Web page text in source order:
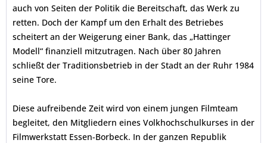
auch von Seiten der Politik die Bereitschaft, das Werk zu
retten. Doch der Kampf um den Erhalt des Betriebes
scheitert an der Weigerung einer Bank, das „Hattinger
Modell“ finanziell mitzutragen. Nach über 80 Jahren
schließt der Traditionsbetrieb in der Stadt an der Ruhr 1984
seine Tore.
Diese aufreibende Zeit wird von einem jungen Filmteam
begleitet, den Mitgliedern eines Volkhochschulkurses in der
Filmwerkstatt Essen-Borbeck. In der ganzen Republik